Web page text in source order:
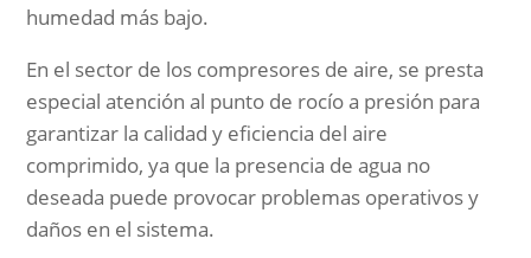
humedad más bajo.
En el sector de los compresores de aire, se presta
especial atención al punto de rocío a presión para
garantizar la calidad y eficiencia del aire
comprimido, ya que la presencia de agua no
deseada puede provocar problemas operativos y
daños en el sistema.